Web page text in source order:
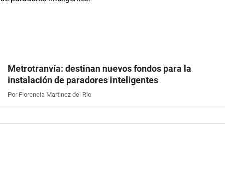
Metrotranvía: destinan nuevos fondos para la
instalación de paradores inteligentes
Por Florencia Martinez del Rio